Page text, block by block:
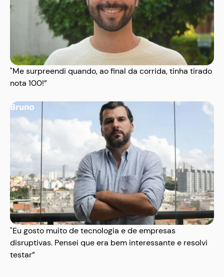
"Me surpreendi quando, ao final da corrida, tinha tirado
nota 100!”
Bruno
"Eu gosto muito de tecnologia e de empresas
disruptivas. Pensei que era bem interessante e resolvi
testar”